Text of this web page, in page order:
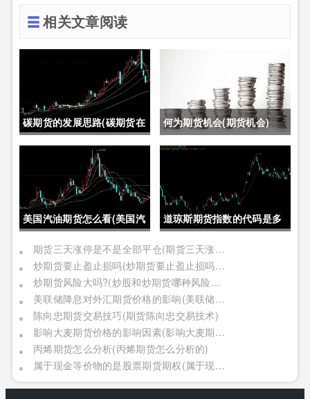
相关文章阅读
碳期货的发展思路(碳期货在
中国的发展)
何为期货机会(期货机会)
美国汽油期货怎么看(美国汽
油期货价格)
道琼斯期货指数的代码是多
少位(道琼斯期货指数的代码
是多少位的)
期货三天涨停是不是全部平仓(期货三天涨停是不是全部平仓了)
炒期货要止盈止损吗(炒期货要止盈止损吗是真的吗)
炒期货风险大吗?(炒股和炒期货哪种风险更大)
美联储降息对外汇期货价格的影响(美联储降息对外汇期货价格的影响有哪些)
陈向忠期货交易技巧(期货陈向忠交易技术)
影响大麦期货价格的影响因素(影响大麦期货价格的影响因素有哪些)
丙烯期货怎么分析(丙烯期货怎么分析的)
属于现金等价物的是股票期货期权(属于现金等价物的是股票期货期权吗)